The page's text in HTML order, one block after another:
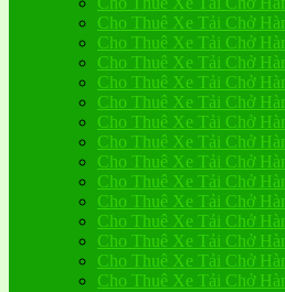
Cho Thuê Xe Tải Chở
Cho Thuê Xe Tải Chở
Cho Thuê Xe Tải Chở
Cho Thuê Xe Tải Chở
Cho Thuê Xe Tải Chở
Cho Thuê Xe Tải Chở
Cho Thuê Xe Tải Chở
Cho Thuê Xe Tải Chở
Cho Thuê Xe Tải Chở
Cho Thuê Xe Tải Chở
Cho Thuê Xe Tải Chở
Cho Thuê Xe Tải Chở
Cho Thuê Xe Tải Chở
Cho Thuê Xe Tải Chở